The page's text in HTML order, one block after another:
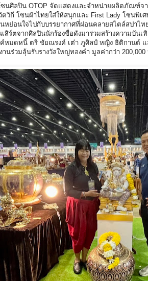
นศิลปิน OTOP จัดแสดงและจำหน่ายผลิตภัณฑ์
วิถี โซนผ้าไทยใส่ให้สนุกและ First Lady โซนพิเ
หย่อนใจไปกับบรรยากาศที่ผ่อนคลายสไตล์สปา
ร์ตจากศิลปินนักร้องชื่อดังมาร่วมสร้างความบัน
หมดหนี้ ตรี ชัยณรงค์ เต๋า ภูศิลป์ หญิง ธิติกานต์ แ
นร่วมลุ้นรับรางวัลใหญ่ทองคำ มูลค่ากว่า 200,000